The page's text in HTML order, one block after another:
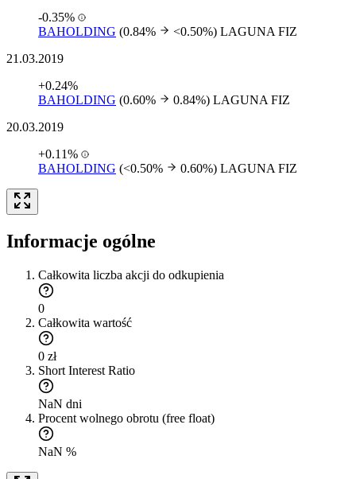
-0.35%
BAHOLDING (0.84% <0.50%) LAGUNA FIZ
21.03.2019
+0.24%
BAHOLDING (0.60% 0.84%) LAGUNA FIZ
20.03.2019
+0.11%
BAHOLDING (<0.50% 0.60%) LAGUNA FIZ
Informacje ogólne
Całkowita liczba akcji do odkupienia
0
Całkowita wartość
0 zł
Short Interest Ratio
NaN dni
Procent wolnego obrotu (free float)
NaN %